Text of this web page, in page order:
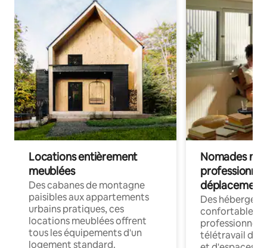
Locations entièrement
meublées
Des cabanes de montagne
paisibles aux appartements
urbains pratiques, ces
locations meublées offrent
tous les équipements d'un
logement standard.
Nomades
déplacement
Des
confortables
professionnels
télétravail